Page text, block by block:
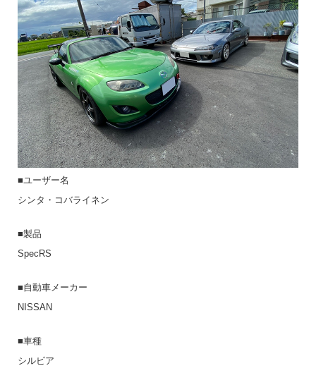
■ユーザー名
シンタ・コバライネン
■製品
SpecRS
■自動車メーカー
NISSAN
■車種
シルビア